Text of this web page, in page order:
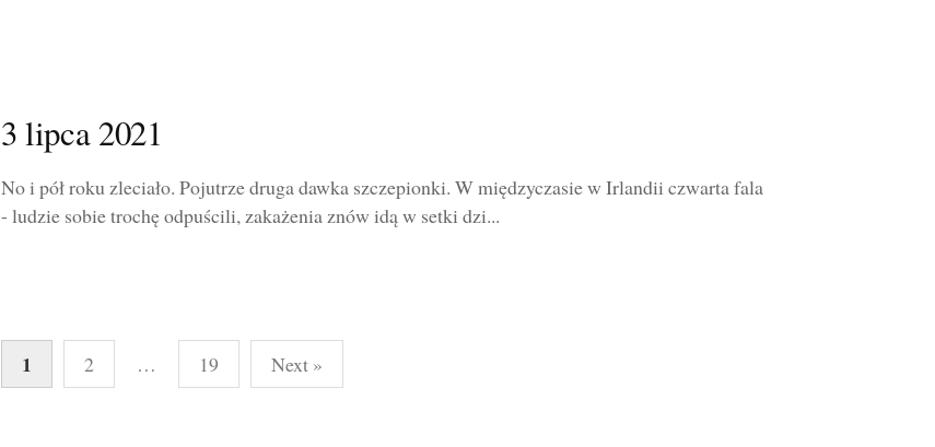
3 lipca 2021
No i pół roku zleciało. Pojutrze druga dawka szczepionki. W międzyczasie w Irlandii czwarta fala
- ludzie sobie trochę odpuścili, zakażenia znów idą w setki dzi...
Stronicowanie
1 2 … 19 Next »